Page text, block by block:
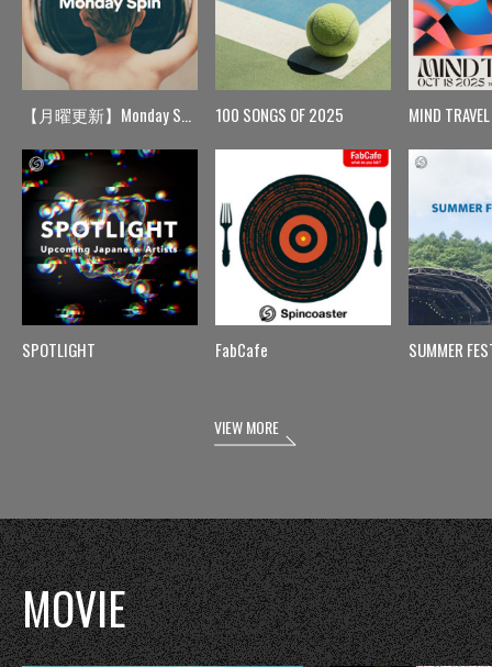
【月曜更新】Monday Spin
SPOTLIGHT
100 SONGS OF 2025
FabCafe
MIND TRAVEL
SUMMER
VIEW MORE
MOVIE